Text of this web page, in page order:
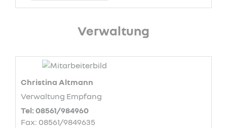
Verwaltung
Christina Altmann
Verwaltung Empfang
Tel: 08561/984960
Fax: 08561/9849635